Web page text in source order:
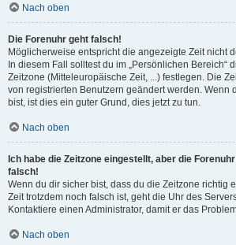
Nach oben
Die Forenuhr geht falsch!
Möglicherweise entspricht die angezeigte Zeit nicht
In diesem Fall solltest du im „Persönlichen Bereich“
Zeitzone (Mitteleuropäische Zeit, ...) festlegen. Die
von registrierten Benutzern geändert werden. Wenn
bist, ist dies ein guter Grund, dies jetzt zu tun.
Nach oben
Ich habe die Zeitzone eingestellt, aber die
falsch!
Wenn du dir sicher bist, dass du die Zeitzone richtig
Zeit trotzdem noch falsch ist, geht die Uhr des
Kontaktiere einen Administrator, damit er das
Nach oben